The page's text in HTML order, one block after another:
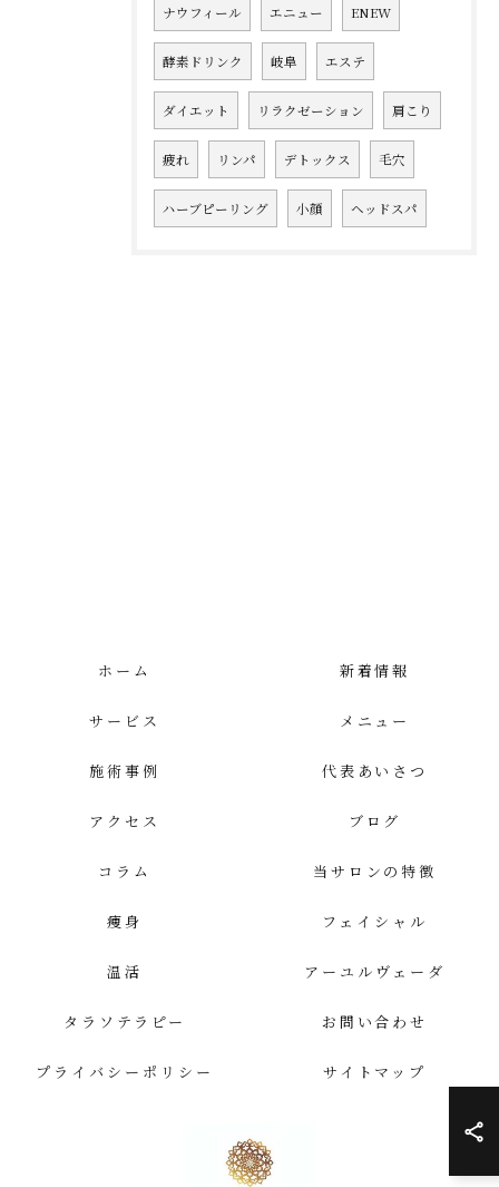
ナウフィール エニュー ENEW
酵素ドリンク 岐阜 エステ
ダイエット リラクゼーション 肩こり
疲れ リンパ デトックス 毛穴
ハーブピーリング 小顔 ヘッドスパ
ホーム 新着情報
サービス メニュー
施術事例 代表あいさつ
アクセス ブログ
コラム 当サロンの特徴
痩身 フェイシャル
温活 アーユルヴェーダ
タラソテラピー お問い合わせ
プライバシーポリシー サイトマップ